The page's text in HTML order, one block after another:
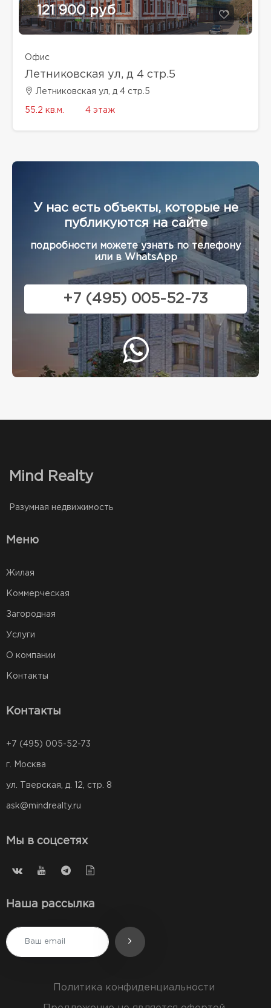
121 900 руб
Офис
Летниковская ул, д 4 стр.5
Летниковская ул, д 4 стр.5
55.2 кв.м. 4 этаж
У нас есть объекты, которые не
публикуются на сайте
подробности можете узнать по телефону
или в WhatsApp
+7 (495) 005-52-73
Mind Realty
Разумная недвижимость
Меню
Жилая
Коммерческая
Загородная
Услуги
О компании
Контакты
Контакты
+7 (495) 005-52-73
г. Москва
ул. Тверская, д. 12, стр. 8
ask@mindrealty.ru
Мы в соцсетях
Наша рассылка
Политика конфиденциальности